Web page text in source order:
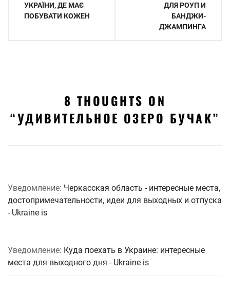
записям
УКРАЇНИ, ДЕ МАЄ
ПОБУВАТИ КОЖЕН
ДЛЯ РОУП И
БАНДЖИ-
ДЖАМПИНГА
8 THOUGHTS ON
“УДИВИТЕЛЬНОЕ ОЗЕРО БУЧАК”
Уведомление: Черкасская область - интересные места,
достопримечательности, идеи для выходных и отпуска
- Ukraine is
Уведомление: Куда поехать в Украине: интересные
места для выходного дня - Ukraine is